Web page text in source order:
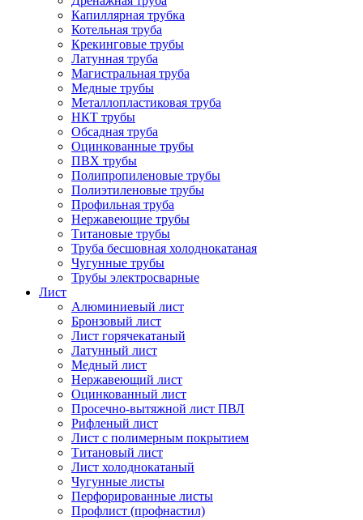
Капиллярная трубка
Котельная труба
Крекинговые трубы
Латунная труба
Магистральная труба
Медные трубы
Металлопластиковая труба
НКТ трубы
Обсадная труба
Оцинкованные трубы
ПВХ трубы
Полипропиленовые трубы
Полиэтиленовые трубы
Профильная труба
Нержавеющие трубы
Титановые трубы
Труба бесшовная холоднокатаная
Чугунные трубы
Трубы электросварные
Лист
Алюминиевый лист
Бронзовый лист
Лист горячекатаный
Латунный лист
Медный лист
Нержавеющий лист
Оцинкованный лист
Просечно-вытяжной лист ПВЛ
Рифленый лист
Лист с полимерным покрытием
Титановый лист
Лист холоднокатаный
Чугунные листы
Перфорированные листы
Профлист (профнастил)